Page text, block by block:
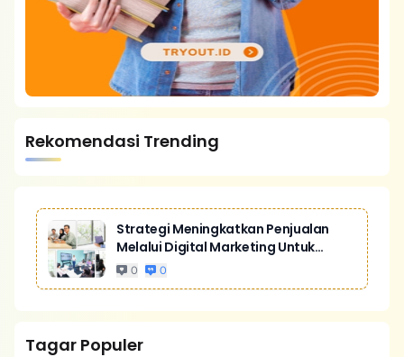
Rekomendasi Trending
Strategi Meningkatkan Penjualan
Melalui Digital Marketing Untuk
Bisnis Yang Lebih Kompetitif
0 0
Tagar Populer